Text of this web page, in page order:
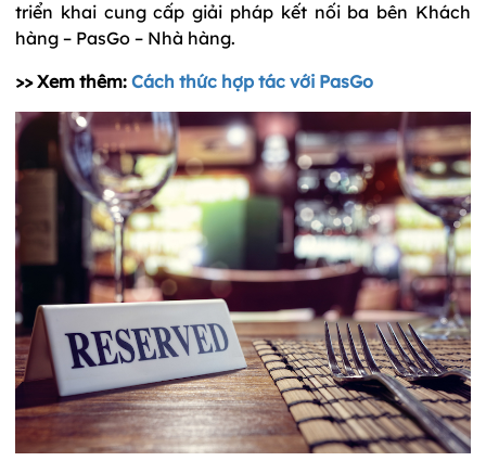
triển khai cung cấp giải pháp kết nối ba bên Khách
hàng – PasGo – Nhà hàng.
>> Xem thêm: Cách thức hợp tác với PasGo